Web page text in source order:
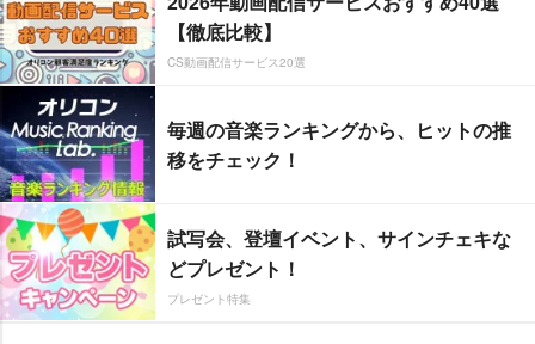
【徹底比較】
CS動画配信サービス20選
毎週の音楽ランキングから、ヒットの推
移をチェック！
試写会、登壇イベント、サインチェキな
どプレゼント！
プレゼント特集